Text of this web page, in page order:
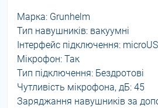
Марка: Grunhelm
Тип навушників: вакуумні
Інтерфейс підключення:
Мікрофон: Так
Тип підключення: Бездротові
Чутливість мікрофона, дБ: 45
Заряджання навушників за